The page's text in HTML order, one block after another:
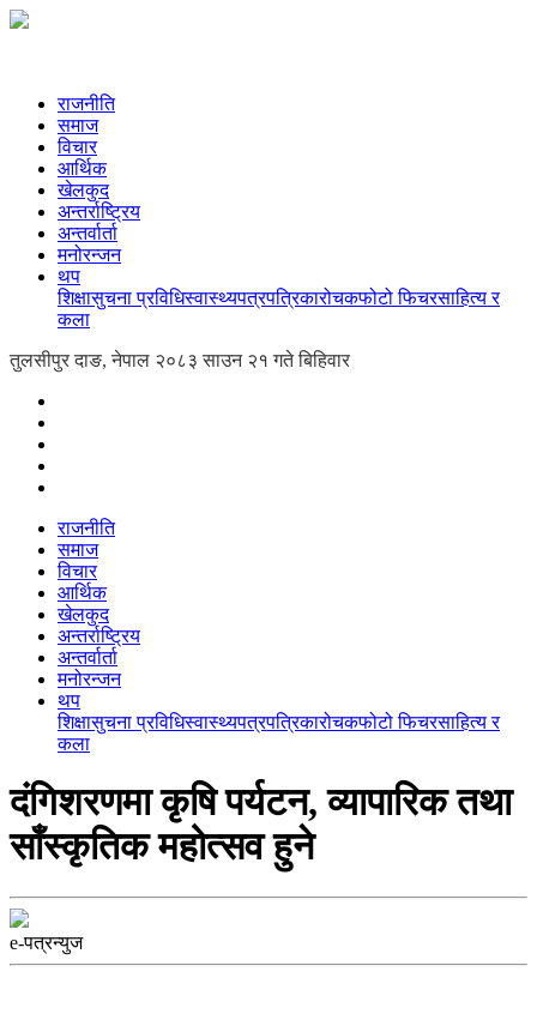
राजनीति
समाज
विचार
आर्थिक
खेलकुद
अन्तर्राष्ट्रिय
अन्तर्वार्ता
मनोरन्जन
थप
शिक्षासुचना प्रविधिस्वास्थ्यपत्रपत्रिकारोचकफोटो फिचरसाहित्य र
कला
तुलसीपुर दाङ, नेपाल २०८३ साउन २१ गते बिहिवार
राजनीति
समाज
विचार
आर्थिक
खेलकुद
अन्तर्राष्ट्रिय
अन्तर्वार्ता
मनोरन्जन
थप
शिक्षासुचना प्रविधिस्वास्थ्यपत्रपत्रिकारोचकफोटो फिचरसाहित्य र
कला
दंगिशरणमा कृषि पर्यटन, व्यापारिक तथा
साँस्कृतिक महोत्सव हुने
e-पत्रन्युज